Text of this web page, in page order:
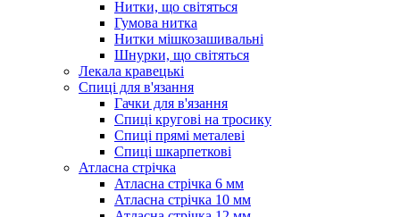
Нитки, що світяться
Гумова нитка
Нитки мішкозашивальні
Шнурки, що світяться
Лекала кравецькі
Cпиці для в'язання
Гачки для в'язання
Спиці кругові на тросику
Спиці прямі металеві
Спиці шкарпеткові
Атласна стрічка
Атласна стрічка 6 мм
Атласна стрічка 10 мм